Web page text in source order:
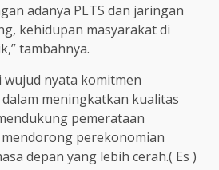
adanya PLTS dan jaringan
kehidupan masyarakat di
tambahnya.
wujud nyata komitmen
meningkatkan kualitas
pemerataan
perekonomian
depan yang lebih cerah.( Es )